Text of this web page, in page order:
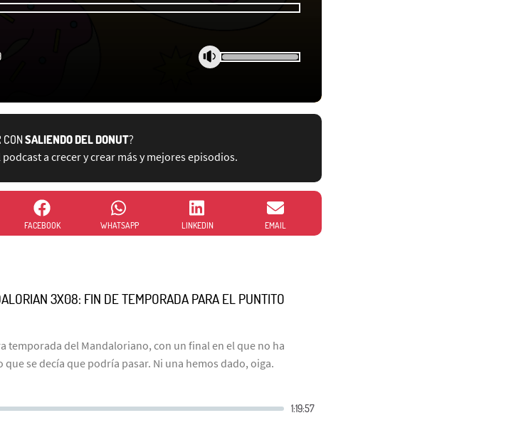
CONSALIENDO DEL DONUT?
a crecer y crear más y mejores episodios.
FACEBOOK WHATSAPP LINKEDIN EMAIL
3X08: FIN DE TEMPORADA PARA EL PUNTITO
temporada del Mandaloriano, con un final en el que no ha
que se decía que podría pasar. Ni una hemos dado, oiga.